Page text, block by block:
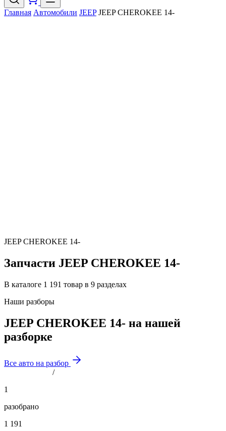
Главная Автомобили JEEP JEEP CHEROKEE 14-
JEEP CHEROKEE 14-
Запчасти JEEP CHEROKEE 14-
В каталоге 1 191 товар в 9 разделах
Наши разборы
JEEP CHEROKEE 14- на нашей
разборке
Все авто на разбор
/
1
разобрано
1 191